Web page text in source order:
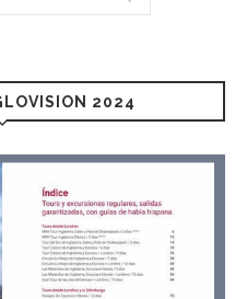
2024